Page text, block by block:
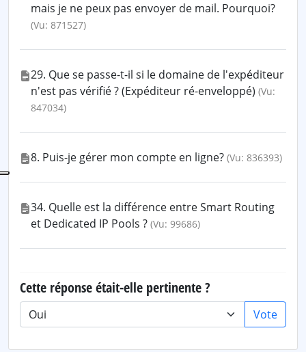
mais je ne peux pas envoyer de mail. Pourquoi?
(Vu: 871527)
29. Que se passe-t-il si le domaine de l'expéditeur
n'est pas vérifié ? (Expéditeur ré-enveloppé) (Vu:
847034)
8. Puis-je gérer mon compte en ligne? (Vu: 836393)
34. Quelle est la différence entre Smart Routing
et Dedicated IP Pools ? (Vu: 99686)
Cette réponse était-elle pertinente ?
Vote